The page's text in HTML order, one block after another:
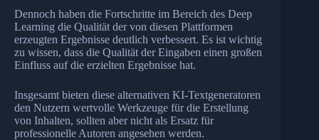
Dennoch haben die Fortschritte im Bereich des Deep
Learning die Qualität der von diesen Plattformen
erzeugten Ergebnisse deutlich verbessert. Es ist wichtig
zu wissen, dass die Qualität der Eingaben einen großen
Einfluss auf die erzielten Ergebnisse hat.
Insgesamt bieten diese alternativen KI-Textgeneratoren
den Nutzern wertvolle Werkzeuge für die Erstellung
von Inhalten, sollten aber nicht als Ersatz für
professionelle Autoren angesehen werden.